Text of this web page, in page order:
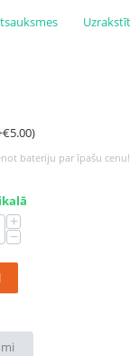
5.00)
bateriju par īpašu cenu!
+
−